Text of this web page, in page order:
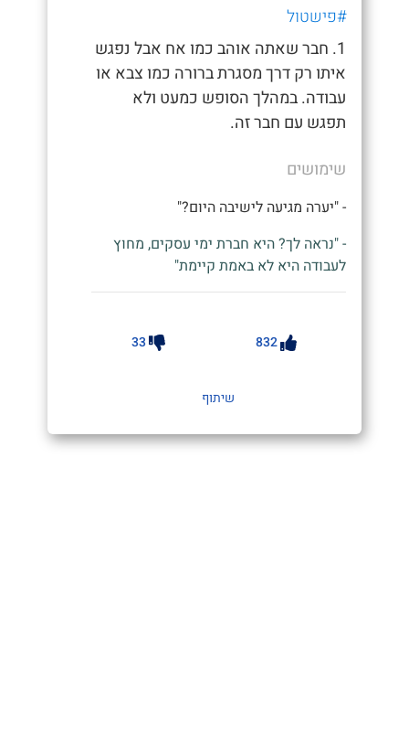
#פישטול
1. חבר שאתה אוהב כמו אח אבל נפגש
איתו רק דרך מסגרת ברורה כמו צבא או
עבודה. במהלך הסופש כמעט ולא
תפגש עם חבר זה.
שימושים
- "יערה מגיעה לישיבה היום?"
- "נראה לך? היא חברת ימי עסקים, מחוץ
לעבודה היא לא באמת קיימת"
832
33
שיתוף